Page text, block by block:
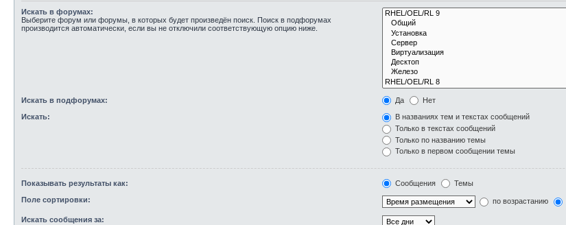
Искать в форумах:
Выберите форум или форумы, в которых будет произведён поиск. Поиск в подфорумах
производится автоматически, если вы не отключили соответствующую опцию ниже.
Искать в подфорумах: Да Нет
Искать:
В названиях тем и текстах сообщений
Только в текстах сообщений
Только по названию темы
Только в первом сообщении темы
Показывать результаты как: Сообщения Темы
Поле сортировки: по возрастанию
Искать сообщения за: